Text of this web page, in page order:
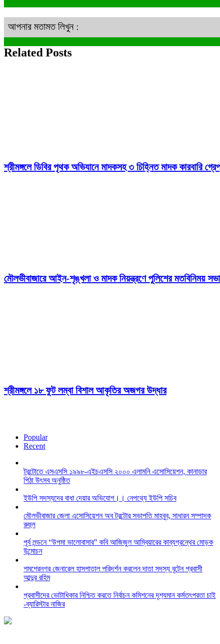
আপনার মতামত লিখুন :
Related Posts
শ্রীমঙ্গলে ডিবির পৃথক অভিযানে মাদকসহ ৩ চিহ্নিত মাদক কারবারি
মৌলভীবাজারে আইন-শৃঙ্খলা ও মাদক নিয়ন্ত্রণে পুলিশের মতবিনিময় সভা
শ্রীমঙ্গলে ১৮ ফুট লম্বা বিশাল আকৃতির অজগর উদ্ধার
Popular
Recent
টরন্টোতে এসএসসি ১৯৯৮-এইচএসসি ২০০০ এলামনি এসোসিয়েশন, কানাডার
পিঠা উৎসব অনুষ্ঠিত
ইউপি সদস্যদের বাধা দেয়ার অভিযোগ।। নেপথ্যে ইউপি সচিব
মৌলভীবাজার জেলা এসোসিয়েশন অব টরন্টোর সভাপতি মাহবুব, সাধারন সম্পাদক
রুহুল
পূর্ব লন্ডনে “উপমা ভালোবাসার” কবি আজিজুল আম্বিয়ারের কাব্যগ্রন্থের মোড়ক
উন্মোচন
শমশেরনগর জেনারেল হাসপাতাল পরিদর্শন করলেন দাতা সদস্য বৃটেন প্রবাসী
আব্দুর রহিম
প্রবাসীদের ভোটাধিকার নিশ্চিত করতে নির্বাচন কমিশনের দৃশ‍্যমান কর্মতৎপরতা চাই
-ব্যারিস্টার নাজির